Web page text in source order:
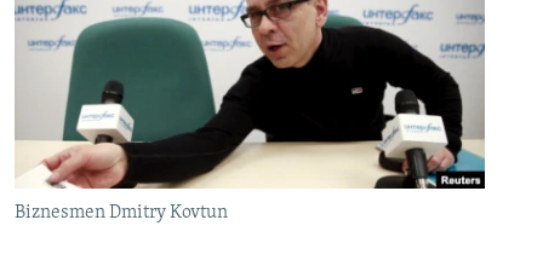
VIDEO
FOTOQALEREYA
İNFOQRAFIKA
KARIKATURA
RADIO ARXIV
OXU ZALI
AZƏRBAYCAN ƏDƏBIYYATI KITABXANASI
İSLAM VƏ DEMOKRATIYA
HAQQIMIZDA
MISSIYAMIZ
PEŞƏ ETIKASI VƏ JURNALISTIKA STANDARTLARIMIZ
BIZI IZLƏ
Biznesmen Dmitry Kovtun